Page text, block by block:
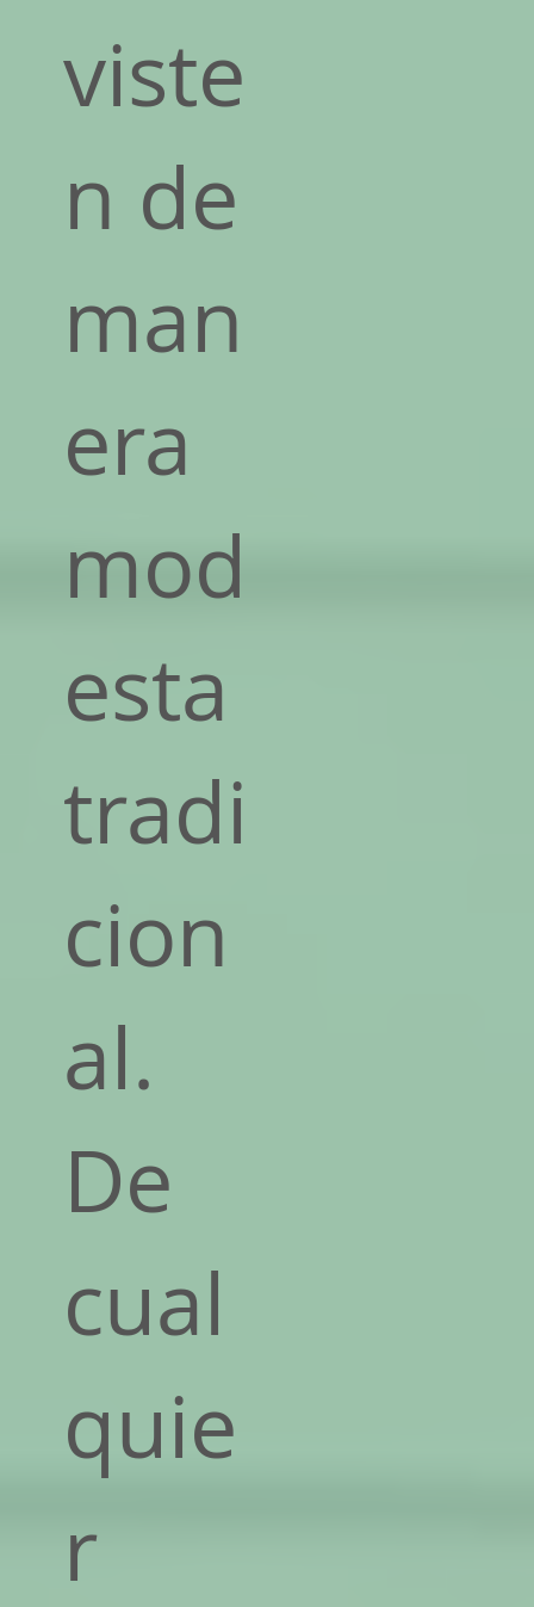
viste
n de
man
era
mod
esta
tradi
cion
al.
De
cual
quie
r